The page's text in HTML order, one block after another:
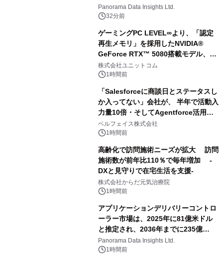
に達すると予測されており、予測期間
（2026年～2036年）
Panorama Data Insights Ltd.
32分前
ゲーミングPC LEVEL∞より、「認定
再生メモリ」を採用したNVIDIA®
GeForce RTX™ 5080搭載モデル、
NVIDIA® GeForce RTX™ 5070 Ti搭
載モデルを販売開始
株式会社ユニットコム
1時間前
「Salesforceに商談日とステータスし
か入ってない」会社が、 半年で活動入
力量10倍・そしてAgentforce活用へ
── 敷島住宅×bellSalesAI事例公開
ベルフェイス株式会社
1時間前
高齢化で訪問施術ニーズが拡大 訪問
施術数が前年比110％で毎年増加 -
DXと見守りで在宅生活を支援-
株式会社からだ元気治療院
1時間前
アプリケーションデリバリーコントロ
ーラー市場は、2025年に81億米ドル
と推定され、2036年までに235億
8,000万米ドルに達すると予測されて
おり、予測期間（2026年～2036年）
Panorama Data Insights Ltd.
1時間前